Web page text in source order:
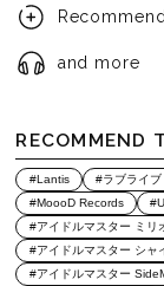
and more
RECOMMEND
#Lantis #ラブライ
#MoooD Records
#アイドルマスター ミリ
#アイドルマスター シャ
#アイドルマスター